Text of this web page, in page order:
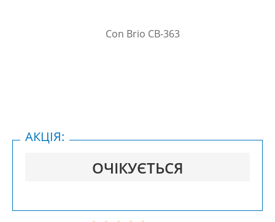
ОЧІКУЄТЬСЯ
АКЦІЯ: